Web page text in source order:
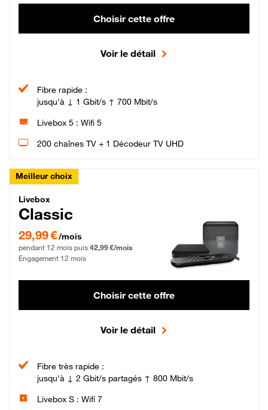
Choisir cette offre
Voir le détail
Fibre rapide :
jusqu'à ↓ 1 Gbit/s ↑ 700 Mbit/s
Livebox 5 : Wifi 5
200 chaînes TV + 1 Décodeur TV UHD
Meilleur choix
Livebox Classic Fibre
Livebox
Classic
29,99 € par mois pendant 12 mois puis 42,99 € par mois, Engagement 12 mois
29,99 €/mois
pendant 12 mois puis 42,99 €/mois
Engagement 12 mois
Choisir cette offre
Voir le détail
Fibre très rapide :
jusqu'à ↓ 2 Gbit/s partagés ↑ 800 Mbit/s
Livebox S : Wifi 7